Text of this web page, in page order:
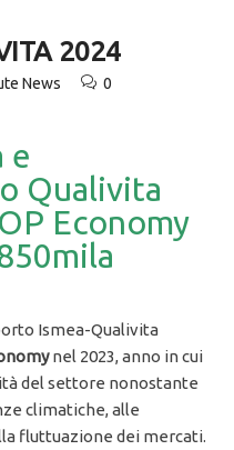
2024
News 0
e
Qualivita
Economy
Ismea-Qualivita
nel 2023, anno in cui
del settore nonostante
climatiche, alle
fluttuazione dei mercati.